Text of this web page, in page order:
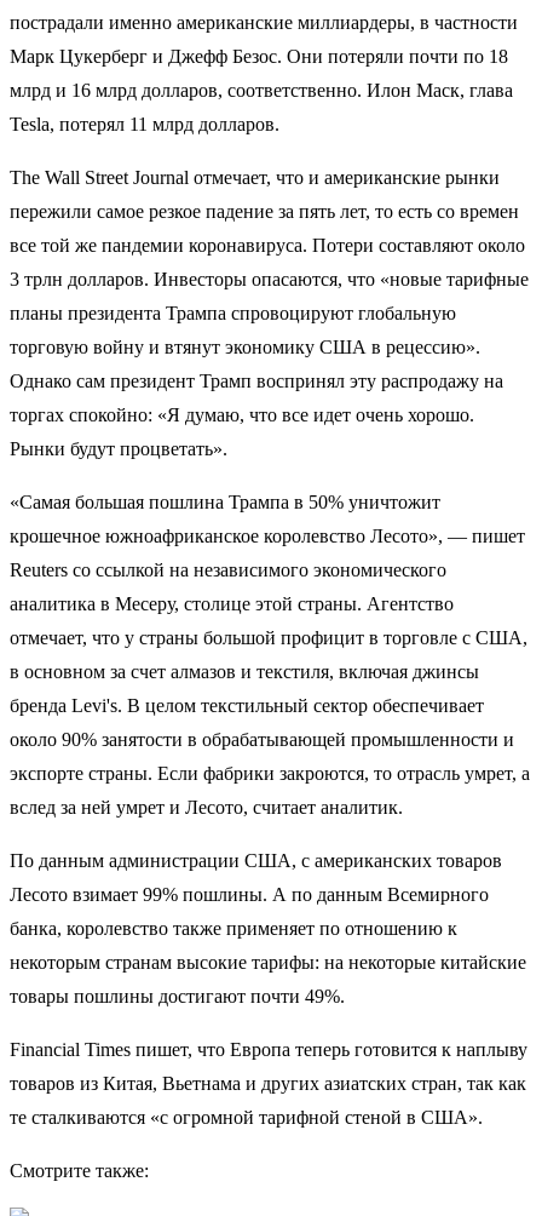
пострадали именно американские миллиардеры, в частности
Марк Цукерберг и Джефф Безос. Они потеряли почти по 18
млрд и 16 млрд долларов, соответственно. Илон Маск, глава
Tesla, потерял 11 млрд долларов.
The Wall Street Journal отмечает, что и американские рынки
пережили самое резкое падение за пять лет, то есть со времен
все той же пандемии коронавируса. Потери составляют около
3 трлн долларов. Инвесторы опасаются, что «новые тарифные
планы президента Трампа спровоцируют глобальную
торговую войну и втянут экономику США в рецессию».
Однако сам президент Трамп воспринял эту распродажу на
торгах спокойно: «Я думаю, что все идет очень хорошо.
Рынки будут процветать».
«Самая большая пошлина Трампа в 50% уничтожит
крошечное южноафриканское королевство Лесото», — пишет
Reuters со ссылкой на независимого экономического
аналитика в Месеру, столице этой страны. Агентство
отмечает, что у страны большой профицит в торговле с США,
в основном за счет алмазов и текстиля, включая джинсы
бренда Levi's. В целом текстильный сектор обеспечивает
около 90% занятости в обрабатывающей промышленности и
экспорте страны. Если фабрики закроются, то отрасль умрет, а
вслед за ней умрет и Лесото, считает аналитик.
По данным администрации США, с американских товаров
Лесото взимает 99% пошлины. А по данным Всемирного
банка, королевство также применяет по отношению к
некоторым странам высокие тарифы: на некоторые китайские
товары пошлины достигают почти 49%.
Financial Times пишет, что Европа теперь готовится к наплыву
товаров из Китая, Вьетнама и других азиатских стран, так как
те сталкиваются «с огромной тарифной стеной в США».
Смотрите также: